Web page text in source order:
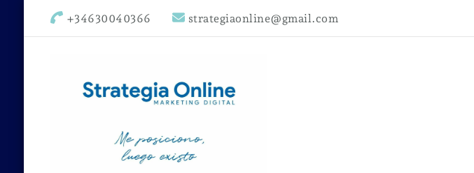
+34630040366 strategiaonline@gmail.com